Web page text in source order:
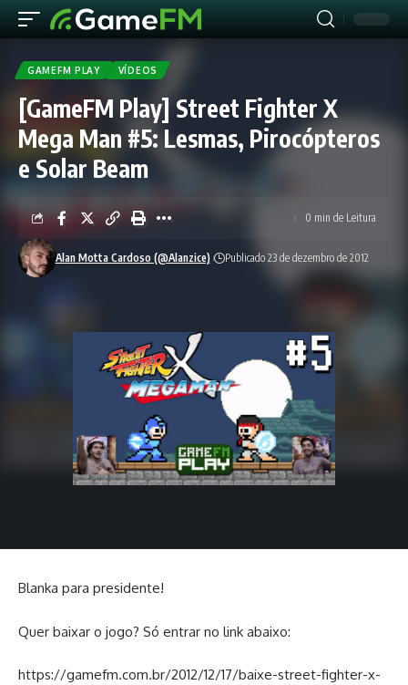
GAMEFM PLAY VÍDEOS
[GameFM Play] Street Fighter X
Mega Man #5: Lesmas, Pirocópteros
e Solar Beam
Alan Motta Cardoso (@Alanzice) Publicado 23 de dezembro de 2012
0 min de Leitura
Blanka para presidente!
Quer baixar o jogo? Só entrar no link abaixo:
https://gamefm.com.br/2012/12/17/baixe-street-fighter-x-